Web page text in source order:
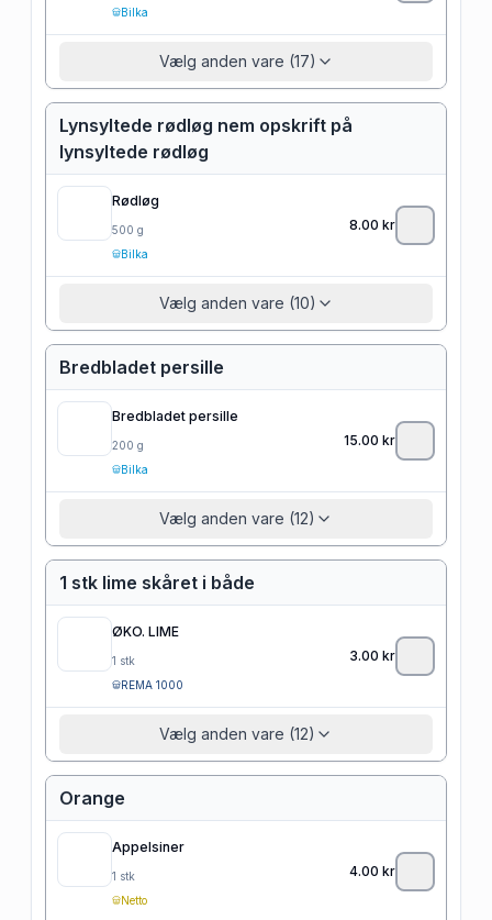
Bilka
Vælg anden vare (17)
Lynsyltede rødløg nem opskrift på
lynsyltede rødløg
Rødløg
500 g
Bilka
8.00 kr
Vælg anden vare (10)
Bredbladet persille
Bredbladet persille
200 g
Bilka
15.00 kr
Vælg anden vare (12)
1 stk lime skåret i både
ØKO. LIME
1 stk
REMA 1000
3.00 kr
Vælg anden vare (12)
Orange
Appelsiner
1 stk
Netto
4.00 kr